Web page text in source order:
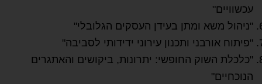
עכשוויים"
"ניהול משא ומתן בעידן העסקים הגלובלי"
"פיתוח אורבני ותכנון עירוני ידידותי לסביבה"
"כלכלת השוק החופשי: יתרונות, ביקושים והאתגרים
הנוכחיים"